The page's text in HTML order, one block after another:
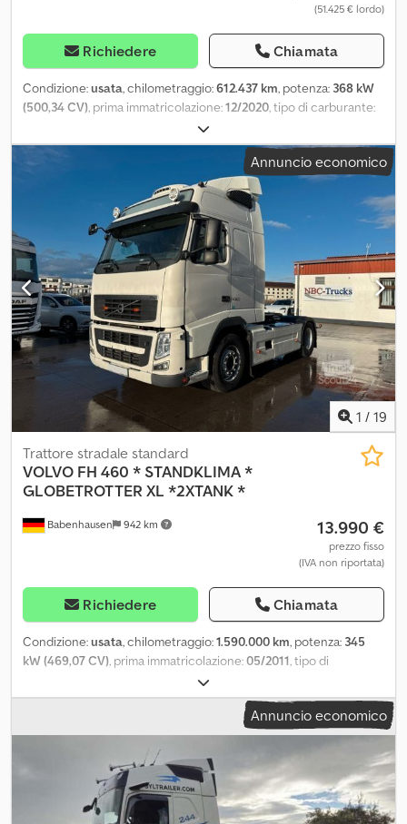
(51.425 € lordo)
Richiedere Chiamata
Condizione:usata, chilometraggio:612.437 km, potenza: 368 kW
(500,34 CV) , prima immatricolazione:12/2020 , tipo di carburante:
, prossima ispezione (TÜV):02/2027
automatico, classe di emissione:Euro 6, Equipaggiamento:aria
condizionata, riscaldatore autonomo
, FH500 I-SAVE EURO 6D
Cambio automatico VEB + I-Park Cool Refrigerazione Sistema
idraulico per il basculamento Numero di telaio: ..... LB....
Omologazione francese Buone condizioni Dsdozbyzpopfx Acyokr
Annuncio economico
1 / 19
Babenhausen 942 km
Trattore stradale standard
VOLVO FH 460 * STANDKLIMA *
GLOBETROTTER XL *2XTANK *
13.990 €
prezzo fisso
(IVA non riportata)
Richiedere Chiamata
Condizione:usata, chilometraggio:1.590.000 km, potenza: 345
kW (469,07 CV), prima immatricolazione:05/2011, tipo di
, peso complessivo:
degli assi:2 assi, colore:bianco, tipo di ingranaggio:automatico,
, Anno di produzione:2011,
Equipaggiamento:ABS, aria condizionata, programma
elettronico di stabilità (ESP), riscaldatore autonomo
, VOLVO FH
460 GLOBETROTTER CON CONTROLLO CLIMA STANDARD E 2
SERBATOI PIENI DI COPERTURA ----STORIA DEL VEICOLO * IL
VEICOLO HA IMMATRICOLAZIONE POLACCA * VIDEO DISPONIBILE
Annuncio economico